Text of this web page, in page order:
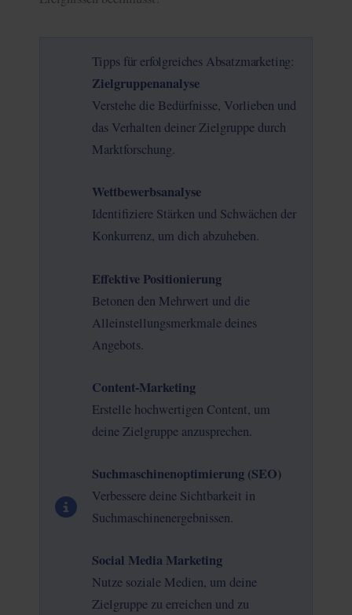
Tipps für erfolgreiches Absatzmarketing:
Zielgruppenanalyse
Verstehe die Bedürfnisse, Vorlieben und
das Verhalten deiner Zielgruppe durch
Marktforschung.
Wettbewerbsanalyse
Identifiziere Stärken und Schwächen der
Konkurrenz, um dich abzuheben.
Effektive Positionierung
Betonen den Mehrwert und die
Alleinstellungsmerkmale deines
Angebots.
Content-Marketing
Erstelle hochwertigen Content, um
deine Zielgruppe anzusprechen.
Suchmaschinenoptimierung (SEO)
Verbessere deine Sichtbarkeit in
Suchmaschinenergebnissen.
Social Media Marketing
Nutze soziale Medien, um deine
Zielgruppe zu erreichen und zu